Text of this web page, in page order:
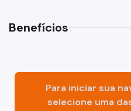
Benefícios
Para iniciar sua
selecione uma